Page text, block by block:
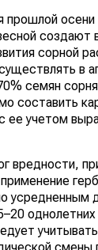
прошлой осени
создают
сорной
в
семян
составить
ее учетом
вредности,
усредненным
учитывать